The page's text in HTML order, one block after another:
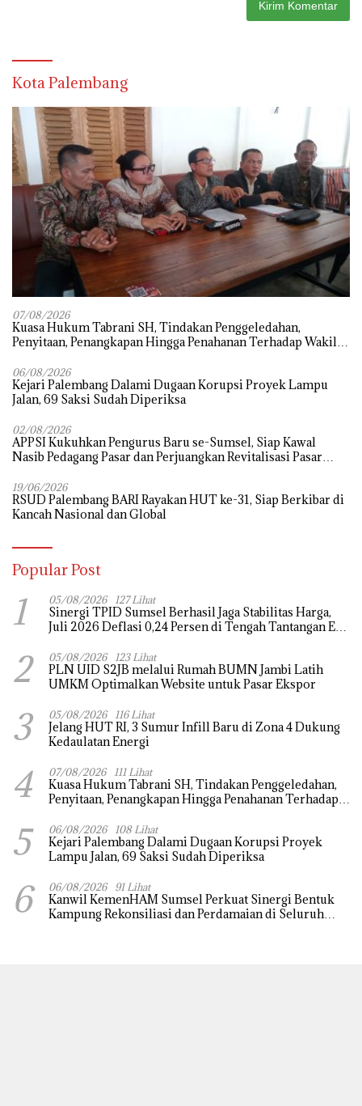
Kota Palembang
07/08/2026
‎Kuasa Hukum Tabrani SH, Tindakan Penggeledahan,
Penyitaan, Penangkapan Hingga Penahanan Terhadap Wakil
06/08/2026
Kejari Palembang Dalami Dugaan Korupsi Proyek Lampu
Jalan, 69 Saksi Sudah Diperiksa
02/08/2026
APPSI Kukuhkan Pengurus Baru se-Sumsel, Siap Kawal
Nasib Pedagang Pasar dan Perjuangkan Revitalisasi Pasar
19/06/2026
RSUD Palembang BARI Rayakan HUT ke-31, Siap Berkibar di
Kancah Nasional dan Global
Popular Post
1 05/08/2026 127 Lihat
Sinergi TPID Sumsel Berhasil Jaga Stabilitas Harga,
Juli 2026 Deflasi 0,24 Persen di Tengah Tantangan El
2 05/08/2026 123 Lihat
PLN UID S2JB melalui Rumah BUMN Jambi Latih
UMKM Optimalkan Website untuk Pasar Ekspor
3 05/08/2026 116 Lihat
Jelang HUT RI, 3 Sumur Infill Baru di Zona 4 Dukung
Kedaulatan Energi
4 07/08/2026 111 Lihat
‎Kuasa Hukum Tabrani SH, Tindakan Penggeledahan,
Penyitaan, Penangkapan Hingga Penahanan Terhadap
Praperadilan
5 06/08/2026 108 Lihat
Kejari Palembang Dalami Dugaan Korupsi Proyek
Lampu Jalan, 69 Saksi Sudah Diperiksa
6 06/08/2026 91 Lihat
Kanwil KemenHAM Sumsel Perkuat Sinergi Bentuk
Kampung Rekonsiliasi dan Perdamaian di Seluruh